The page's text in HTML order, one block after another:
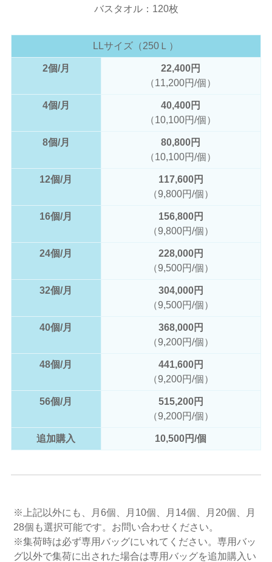
バスタオル：120枚
LLサイズ（250Ｌ）
2個/月
22,400円
（11,200円/個）
4個/月
40,400円
（10,100円/個）
8個/月
80,800円
（10,100円/個）
12個/月
117,600円
（9,800円/個）
16個/月
156,800円
（9,800円/個）
24個/月
228,000円
（9,500円/個）
32個/月
304,000円
（9,500円/個）
40個/月
368,000円
（9,200円/個）
48個/月
441,600円
（9,200円/個）
56個/月
515,200円
（9,200円/個）
追加購入 10,500円/個
※上記以外にも、月6個、月10個、月14個、月20個、月
28個も選択可能です。お問い合わせください。
※集荷時は必ず専用バッグにいれてください。専用バッ
グ以外で集荷に出された場合は専用バッグを追加購入い